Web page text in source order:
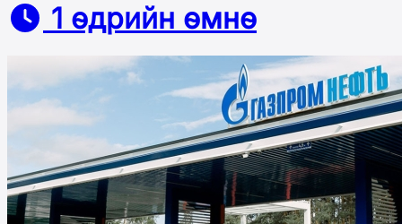
1 өдрийн өмнө